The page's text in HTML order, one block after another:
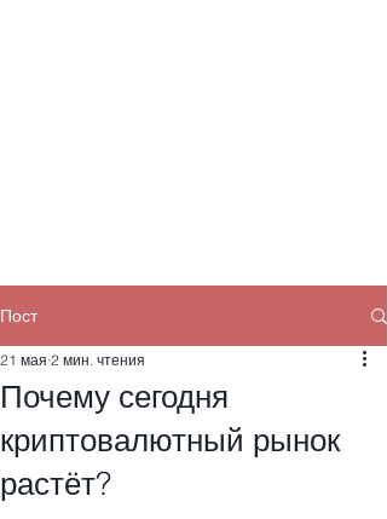
Пост
Почему сегодня
криптовалютный рынок
растёт?
21 мая 2 мин. чтения